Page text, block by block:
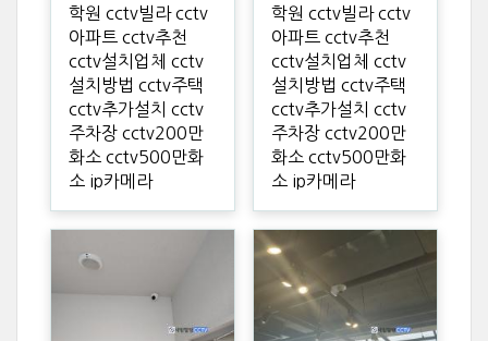
학원 cctv빌라 cctv
아파트 cctv추천
cctv설치업체 cctv
설치방법 cctv주택
cctv추가설치 cctv
주차장 cctv200만
화소 cctv500만화
소 ip카메라
학원 cctv빌라 cctv
아파트 cctv추천
cctv설치업체 cctv
설치방법 cctv주택
cctv추가설치 cctv
주차장 cctv200만
화소 cctv500만화
소 ip카메라